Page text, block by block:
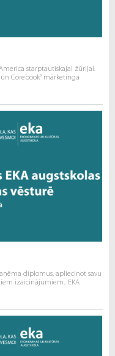
starptautiskajai žūrijai.
Corebook° mārketinga
diplomus, apliecinot savu
izaicinājumiem.. EKA